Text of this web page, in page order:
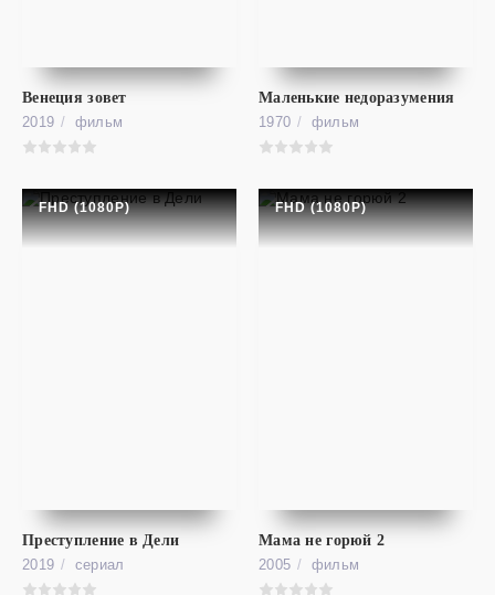
Guns Akimbo
Венеция зовет
2019
фильм
Маленькие недоразумения
1970
фильм
FHD (1080P)
Преступление в Дели
2019
cериал
FHD (1080P)
Мама не горюй 2
2005
фильм